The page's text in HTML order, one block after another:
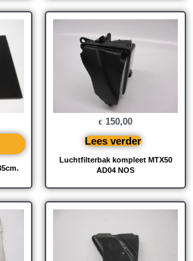
Luchtfilterbak kompleet MTX50
AD04 NOS
€ 150,00
Lees verder